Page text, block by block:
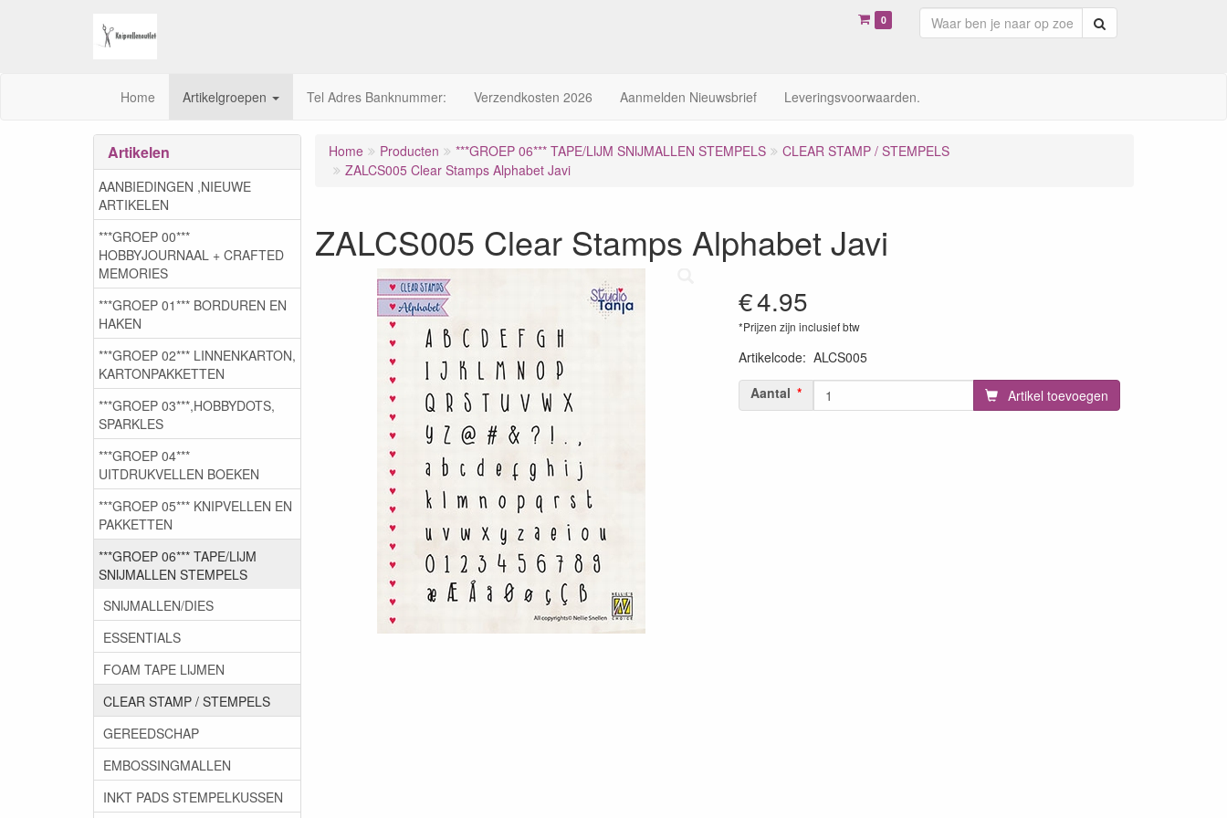
0
Home Artikelgroepen Tel Adres Banknummer: Verzendkosten 2026 Aanmelden Nieuwsbrief Leveringsvoorwaarden.
Home Producten ***GROEP 06*** TAPE/LIJM SNIJMALLEN STEMPELS
CLEAR STAMP / STEMPELS
ZALCS005 Clear Stamps Alphabet Javi
ZALCS005 Clear Stamps Alphabet Javi
€4.95
*Prijzen zijn inclusief btw
Artikelcode: ALCS005
Aantal
Artikel toevoegen
Artikelen
AANBIEDINGEN ,NIEUWE
ARTIKELEN
***GROEP 00***
HOBBYJOURNAAL + CRAFTED
MEMORIES
***GROEP 01*** BORDUREN EN
HAKEN
***GROEP 02*** LINNENKARTON,
KARTONPAKKETTEN
***GROEP 03***,HOBBYDOTS,
SPARKLES
***GROEP 04***
UITDRUKVELLEN BOEKEN
***GROEP 05*** KNIPVELLEN EN
PAKKETTEN
***GROEP 06*** TAPE/LIJM
SNIJMALLEN STEMPELS
SNIJMALLEN/DIES
ESSENTIALS
FOAM TAPE LIJMEN
CLEAR STAMP / STEMPELS
GEREEDSCHAP
EMBOSSINGMALLEN
INKT PADS STEMPELKUSSEN